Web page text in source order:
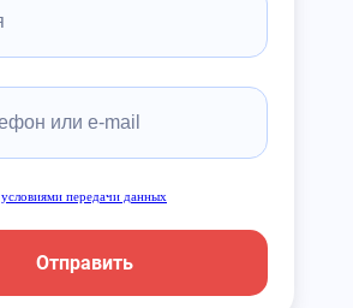
условиями передачи данных
Отправить